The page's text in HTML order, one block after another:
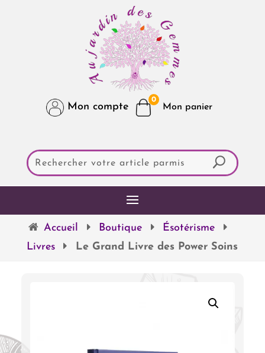
Mon compte
0
Accueil Boutique
Ésotérisme
Livres
Le Grand Livre des Power Soins